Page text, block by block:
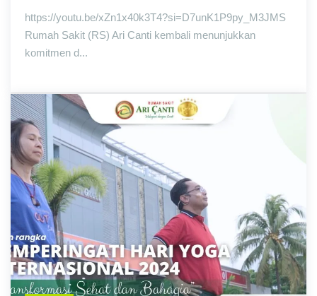
https://youtu.be/xZn1x40k3T4?si=D7unK1P9py_M3JMS
Rumah Sakit (RS) Ari Canti kembali menunjukkan
komitmen d...